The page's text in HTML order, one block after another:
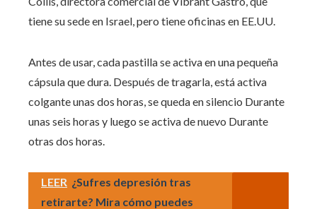
tiene su sede en Israel, pero tiene oficinas en EE.UU.
Antes de usar, cada pastilla se activa en una pequeña
cápsula que dura. Después de tragarla, está activa
colgante unas dos horas, se queda en silencio Durante
unas seis horas y luego se activa de nuevo Durante
otras dos horas.
LEER ¿Sufres depresión tras
retirarte? Mira cómo puedes